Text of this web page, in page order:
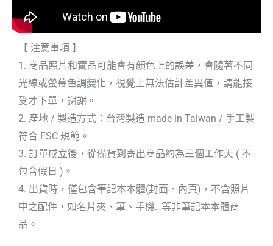
【 注意事項 】
1. 商品照片和實品可能會有顏色上的誤差，會隨著不同
光線或螢幕色調變化，視覺上無法估計差異值，請能接
受才下單，謝謝。
2. 產地 / 製造方式：台灣製造 made in Taiwan / 手工製
符合 FSC 規範。
3. 訂單成立後，從備貨到寄出商品約為三個工作天 ( 不
包含假日 )。
4. 出貨時，僅包含筆記本本體(封面、內頁)，不含照片
中之配件，如名片夾、筆、手機…等非筆記本本體商
品。